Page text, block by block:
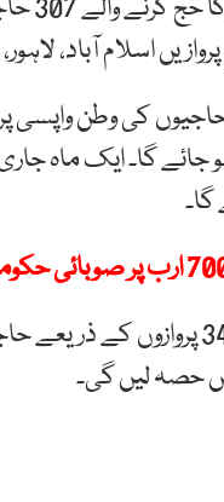
اسلام آباد،
کو تمام حاجیوں کی
سرکاری حج اسکیم کے تحت
حصہ لیں گی۔